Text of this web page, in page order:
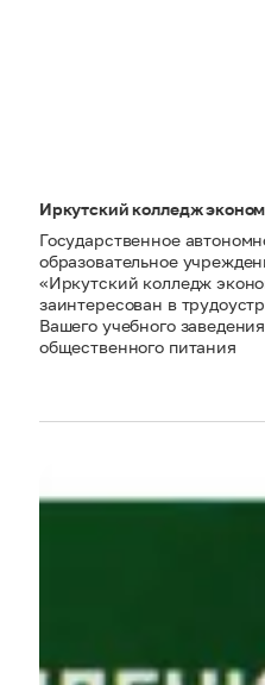
Иркутский колледж
Государственное
образовательное
«Иркутский колледж
заинтересован в
Вашего учебного
общественного питания